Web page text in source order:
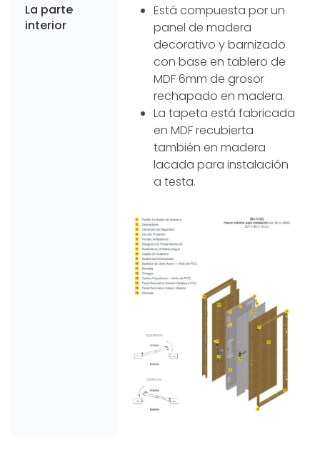
La parte
interior
Está compuesta por un
panel de madera
decorativo y barnizado
con base en tablero de
MDF 6mm de grosor
rechapado en madera.
La tapeta está fabricada
en MDF recubierta
también en madera
lacada para instalación
a testa.